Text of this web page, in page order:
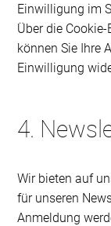
Einwilligung im
Über die
können Sie Ihre
Einwilligung
4.
Wir bieten auf
für unseren
Anmeldung